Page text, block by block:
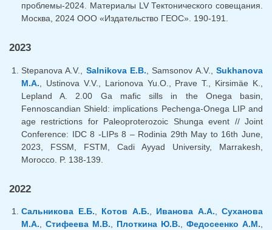
проблемы-2024. Материалы LV Тектонического совещания.
Москва, 2024 ООО «Издательство ГЕОС». 190-191.
2023
Stepanova A.V., Salnikova E.B. , Samsonov A.V.,Sukhanova
M.A. , Ustinova V.V., Larionova Yu.O., Prave T., Kirsimäe K.,
Lepland A. 2.00 Ga mafic sills in the Onega basin,
Fennoscandian Shield: implications Pechenga-Onega LIP and
age restrictions for Paleoproterozoic Shunga event // Joint
Conference: IDC 8 -LIPs 8 – Rodinia 29th May to 16th June,
2023, FSSM, FSTM, Cadi Ayyad University, Marrakesh,
Morocco. P. 138-139.
2022
Сальникова Е.Б., Котов А.Б., Иванова А.А., Суханова
М.А., Стифеева М.В., Плоткина Ю.В., Федосеенко А.М.,